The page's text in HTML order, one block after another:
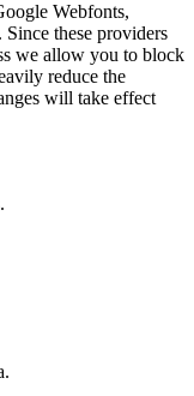
Webfonts,
these providers
we allow you to block
reduce the
will take effect